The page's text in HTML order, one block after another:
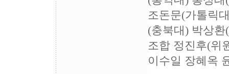
조돈문(가톨릭
(충북대) 박상
조합 정진후(위
이수일 장혜옥